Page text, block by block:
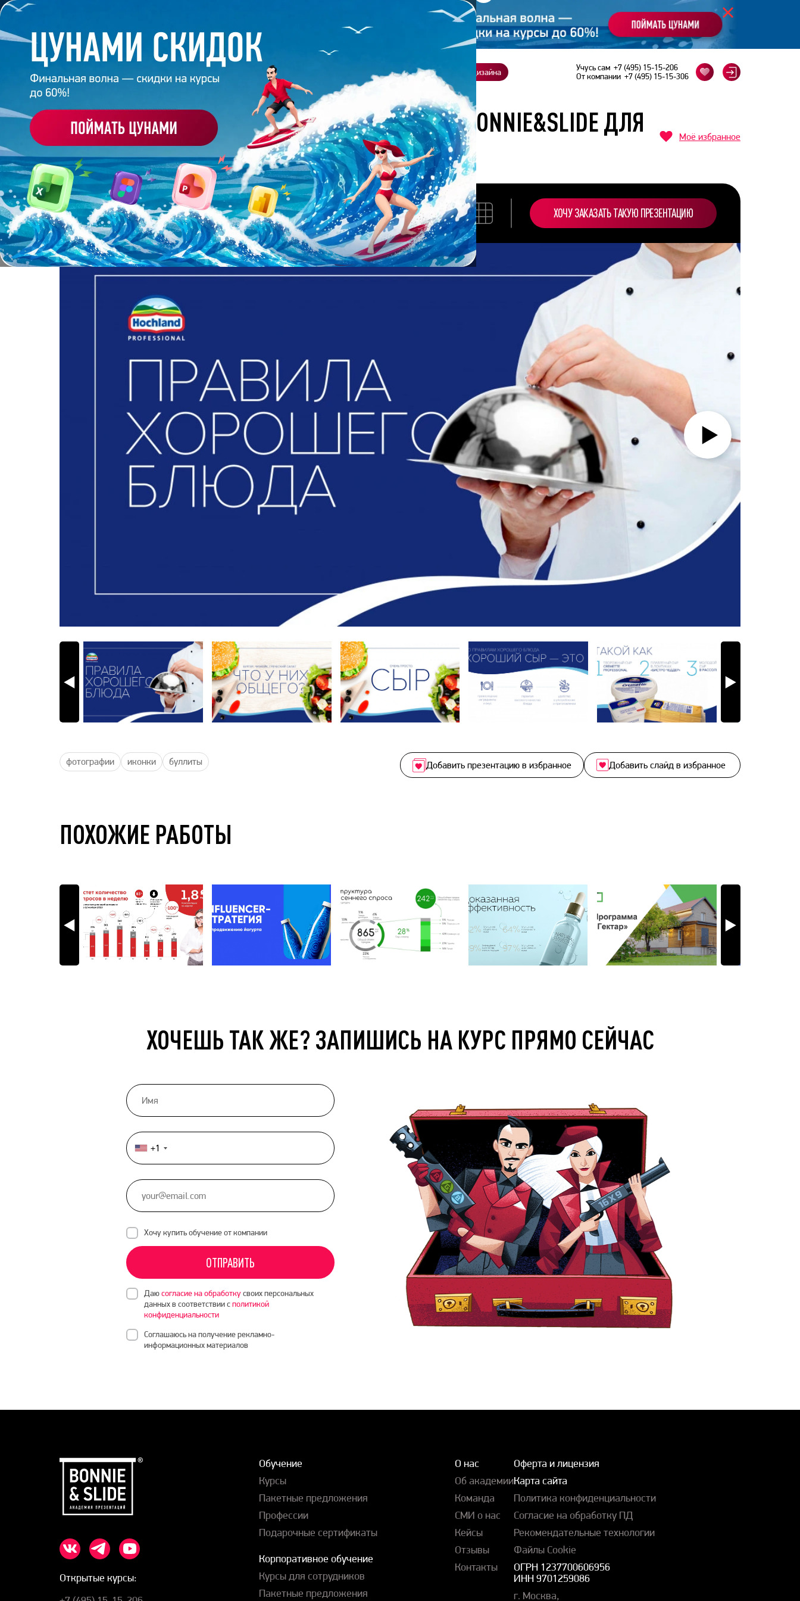
Корпоративное обучение Заказать презентацию Студия дизайна Учусь сам +7 (495) 15-15-206
От компании +7 (495) 15-15-306
Главная Презентация 44 – Разработана студией Bonnie&Slide для Hochland
ПРЕЗЕНТАЦИЯ 44 - РАЗРАБОТАНА СТУДИЕЙ BONNIE&SLIDE ДЛЯ
HOCHLAND
Моё избранное
Работа
эксперта
ХОЧУ ЗАКАЗАТЬ ТАКУЮ ПРЕЗЕНТАЦИЮ
фотографии иконки буллиты Добавить презентацию в избранное Добавить слайд в избранное
ПОХОЖИЕ РАБОТЫ
ХОЧЕШЬ ТАК ЖЕ? ЗАПИШИСЬ НА КУРС ПРЯМО СЕЙЧАС
United
States
+1
Хочу купить обучение от компании
ОТПРАВИТЬ
Даюсогласие на обработкусвоих персональных
данных в соответствии сполитикой
конфиденциальности
Соглашаюсь на получение рекламно-
информационных материалов
Открытые курсы:
Обучение
Курсы
Пакетные предложения
Профессии
Подарочные сертификаты
Корпоративное обучение
Курсы для сотрудников
Пакетные предложения
О нас
Об академии
Команда
СМИ о нас
Кейсы
Отзывы
Контакты
Оферта и лицензия
Карта сайта
Политика конфиденциальности
Согласие на обработку ПД
Рекомендательные технологии
Файлы Cookie
ОГРН 1237700606956
ИНН 9701259086
г. Москва,